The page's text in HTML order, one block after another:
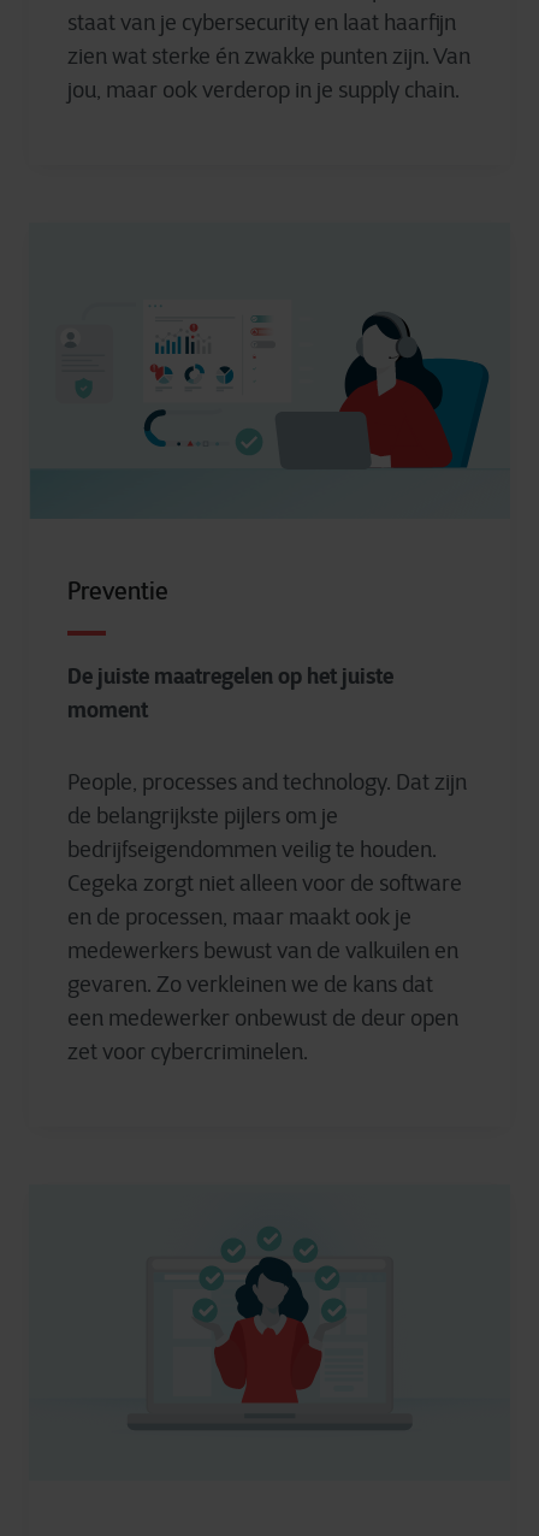
staat van je cybersecurity en laat haarfijn
zien wat sterke én zwakke punten zijn. Van
jou, maar ook verderop in je supply chain.
Preventie
De juiste maatregelen op het juiste
moment
People, processes and technology. Dat zijn
de belangrijkste pijlers om je
bedrijfseigendommen veilig te houden.
Cegeka zorgt niet alleen voor de software
en de processen, maar maakt ook je
medewerkers bewust van de valkuilen en
gevaren. Zo verkleinen we de kans dat
een medewerker onbewust de deur open
zet voor cybercriminelen.